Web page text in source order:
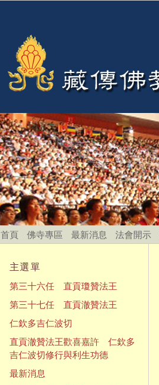
首頁 佛寺專區 最新消息 法會開示
主選單
第三十六任 直貢瓊贊法王
第三十七任 直貢澈贊法王
仁欽多吉仁波切
直貢澈贊法王歡喜嘉許 仁欽多
吉仁波切修行與利生功德
最新消息